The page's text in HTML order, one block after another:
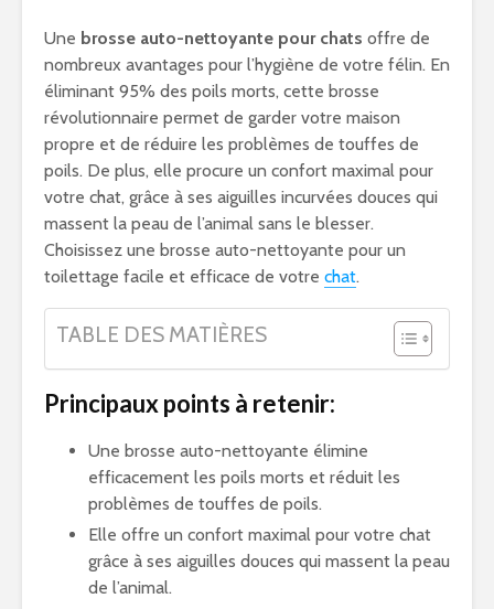
Une brosse auto-nettoyante pour chats offre de
nombreux avantages pour l’hygiène de votre félin. En
éliminant 95% des poils morts, cette brosse
révolutionnaire permet de garder votre maison
propre et de réduire les problèmes de touffes de
poils. De plus, elle procure un confort maximal pour
votre chat, grâce à ses aiguilles incurvées douces qui
massent la peau de l’animal sans le blesser.
Choisissez une brosse auto-nettoyante pour un
toilettage facile et efficace de votre chat.
TABLE DES MATIÈRES
Principaux points à retenir:
Une brosse auto-nettoyante élimine
efficacement les poils morts et réduit les
problèmes de touffes de poils.
Elle offre un confort maximal pour votre chat
grâce à ses aiguilles douces qui massent la peau
de l’animal.